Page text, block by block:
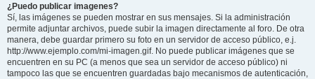
¿Puedo publicar imagenes?
Sí, las imágenes se pueden mostrar en sus mensajes. Si la administración
permite adjuntar archivos, puede subir la imagen directamente al foro. De otra
manera, debe guardar primero su foto en un servidor de acceso público, e.j.
http://www.ejemplo.com/mi-imagen.gif. No puede publicar imágenes que se
encuentren en su PC (a menos que sea un servidor de acceso público) ni
tampoco las que se encuentren guardadas bajo mecanismos de autenticación,